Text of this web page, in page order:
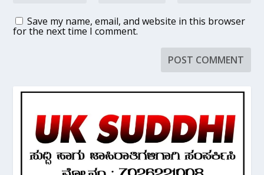
Save my name, email, and website in this browser
for the next time I comment.